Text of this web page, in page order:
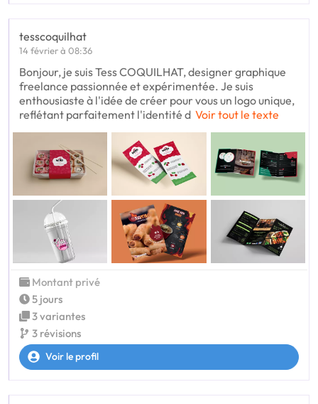
tesscoquilhat
14 février à 08:36
Bonjour, je suis Tess COQUILHAT, designer graphique
freelance passionnée et expérimentée. Je suis
enthousiaste à l'idée de créer pour vous un logo unique,
reflétant parfaitement l'identité d Voir tout le texte
Montant privé
5 jours
3 variantes
3 révisions
Voir le profil